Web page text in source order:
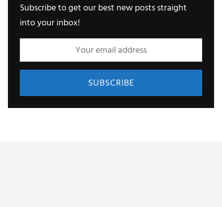
Subscribe to get our best new posts straight
into your inbox!